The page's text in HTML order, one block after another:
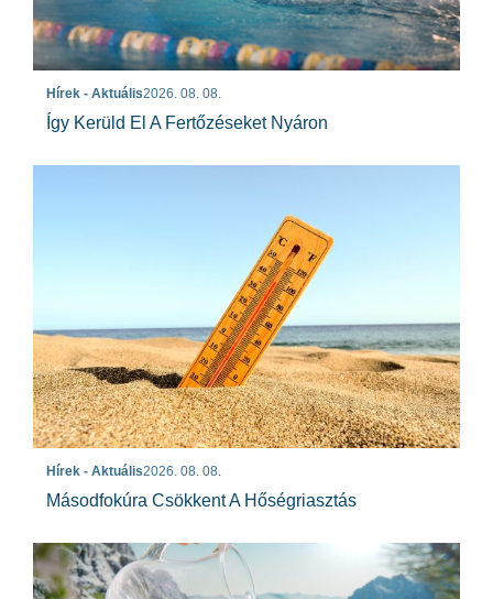
Hírek - Aktuális2026. 08. 08.
Így Kerüld El A Fertőzéseket Nyáron
Hírek - Aktuális2026. 08. 08.
Másodfokúra Csökkent A Hőségriasztás